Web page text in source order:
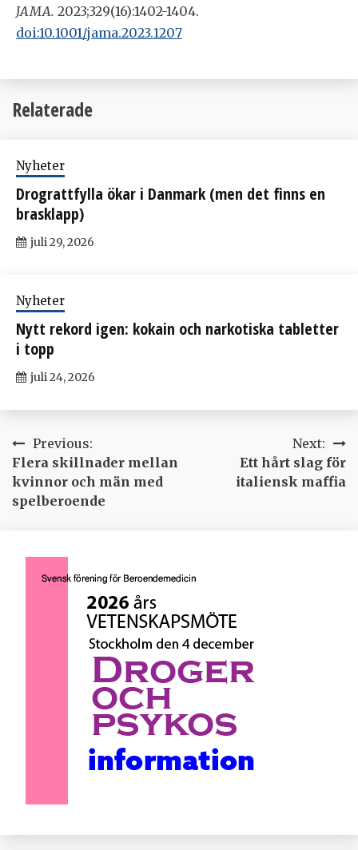
JAMA. 2023;329(16):1402-1404.
doi:10.1001/jama.2023.1207
Relaterade
Nyheter
Drograttfylla ökar i Danmark (men det finns en
brasklapp)
juli 29, 2026
Nyheter
Nytt rekord igen: kokain och narkotiska tabletter
i topp
juli 24, 2026
Inläggsnavigering
Previous:
Flera skillnader mellan
kvinnor och män med
spelberoende
Next:
Ett hårt slag för
italiensk maffia